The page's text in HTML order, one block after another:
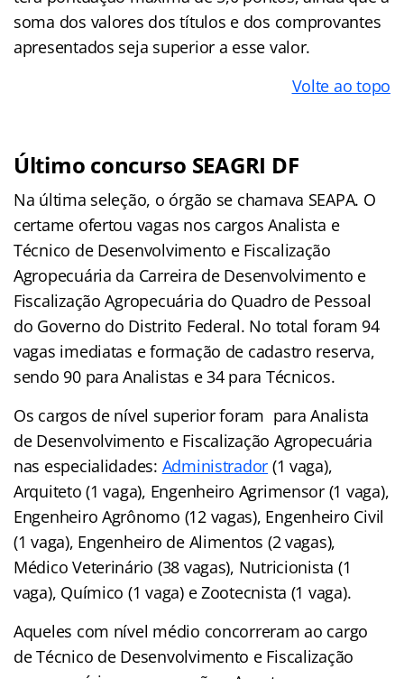
soma dos valores dos títulos e dos comprovantes
apresentados seja superior a esse valor.
Volte ao topo
Último concurso SEAGRI DF
Na última seleção, o órgão se chamava SEAPA. O
certame ofertou vagas nos cargos Analista e
Técnico de Desenvolvimento e Fiscalização
Agropecuária da Carreira de Desenvolvimento e
Fiscalização Agropecuária do Quadro de Pessoal
do Governo do Distrito Federal. No total foram 94
vagas imediatas e formação de cadastro reserva,
sendo 90 para Analistas e 34 para Técnicos.
Os cargos de nível superior foram para Analista
de Desenvolvimento e Fiscalização Agropecuária
nas especialidades: Administrador (1 vaga),
Arquiteto (1 vaga), Engenheiro Agrimensor (1 vaga),
Engenheiro Agrônomo (12 vagas), Engenheiro Civil
(1 vaga), Engenheiro de Alimentos (2 vagas),
Médico Veterinário (38 vagas), Nutricionista (1
vaga), Químico (1 vaga) e Zootecnista (1 vaga).
Aqueles com nível médio concorreram ao cargo
de Técnico de Desenvolvimento e Fiscalização